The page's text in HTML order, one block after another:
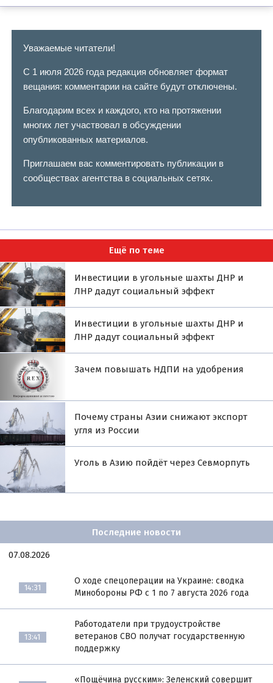
Уважаемые читатели!
С 1 июля 2026 года редакция обновляет формат
вещания: комментарии на сайте будут отключены.
Благодарим всех и каждого, кто на протяжении
многих лет участвовал в обсуждении
опубликованных материалов.
Приглашаем вас комментировать публикации в
сообществах агентства в социальных сетях.
Ещё по теме
Инвестиции в угольные шахты ДНР и
ЛНР дадут социальный эффект
Инвестиции в угольные шахты ДНР и
ЛНР дадут социальный эффект
Зачем повышать НДПИ на удобрения
Почему страны Азии снижают экспорт
угля из России
Уголь в Азию пойдёт через Севморпуть
Последние новости
07.08.2026
14:31
О ходе спецоперации на Украине: сводка
Минобороны РФ с 1 по 7 августа 2026 года
13:41
Работодатели при трудоустройстве
ветеранов СВО получат государственную
поддержку
«Пощёчина русским»: Зеленский совершит